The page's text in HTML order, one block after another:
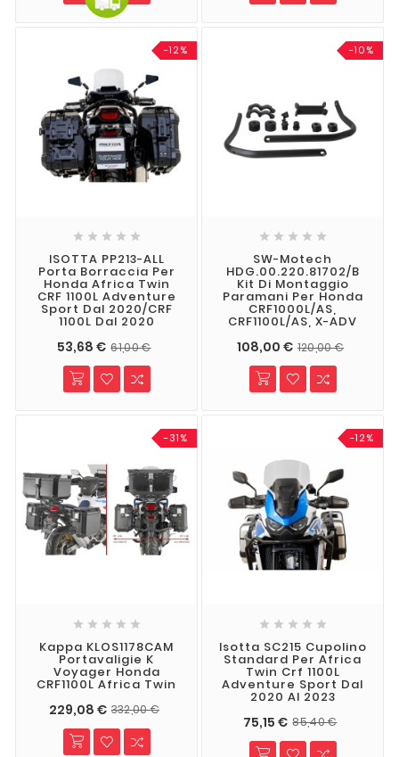
-12%
    
ISOTTA PP213-ALL
Porta Borraccia Per
Honda Africa Twin
CRF 1100L Adventure
Sport Dal 2020/CRF
1100L Dal 2020
53,68 € 61,00 €
-10%
    
SW-Motech
HDG.00.220.81702/B
Kit Di Montaggio
Paramani Per Honda
CRF1000L/AS,
CRF1100L/AS, X-ADV
108,00 € 120,00 €
-31%
    
Kappa KLOS1178CAM
Portavaligie K
Voyager Honda
CRF1100L Africa Twin
229,08 € 332,00 €
-12%
    
Isotta SC215 Cupolino
Standard Per Africa
Twin Crf 1100L
Adventure Sport Dal
2020 Al 2023
75,15 € 85,40 €